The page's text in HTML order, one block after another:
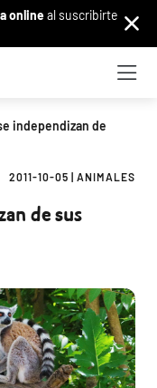
onlineal suscribirte
independizan de
2011-10-05 ANIMALES
de sus